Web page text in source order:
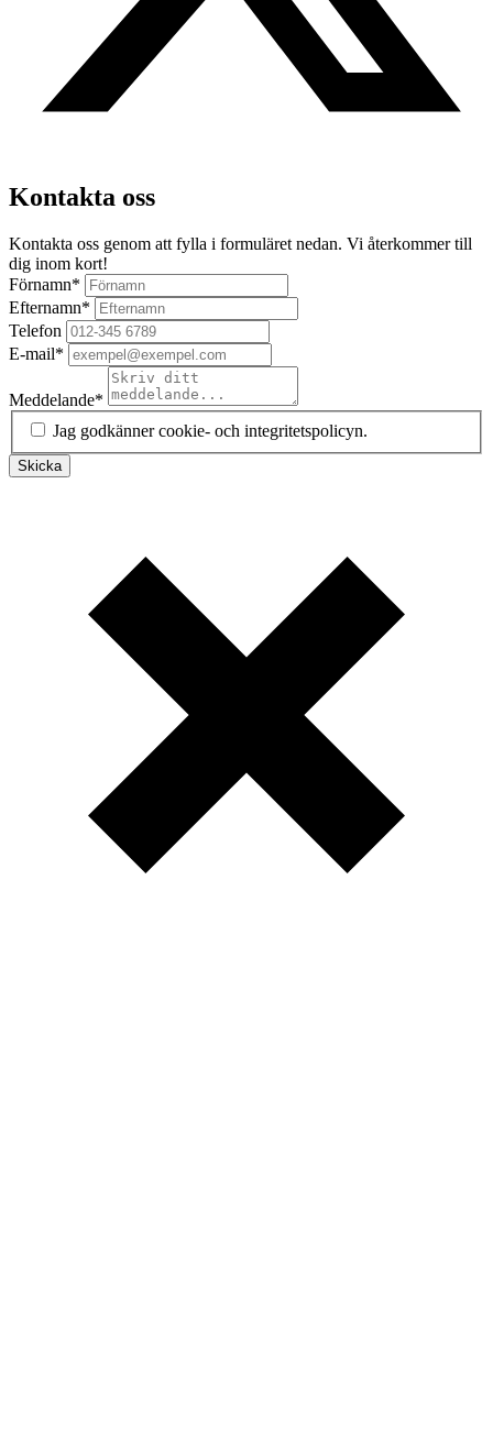
Kontakta oss
Kontakta oss genom att fylla i formuläret nedan. Vi återkommer till
dig inom kort!
Förnamn*
Efternamn*
Telefon
E-mail*
Meddelande*
Jag godkänner cookie- och integritetspolicyn.
Skicka